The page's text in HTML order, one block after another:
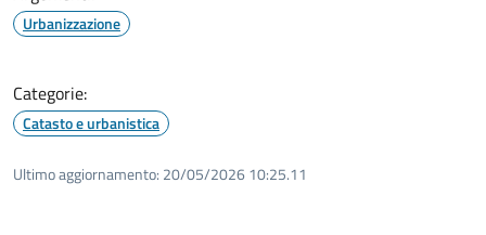
Urbanizzazione
Categorie:
Catasto e urbanistica
Ultimo aggiornamento: 20/05/2026 10:25.11